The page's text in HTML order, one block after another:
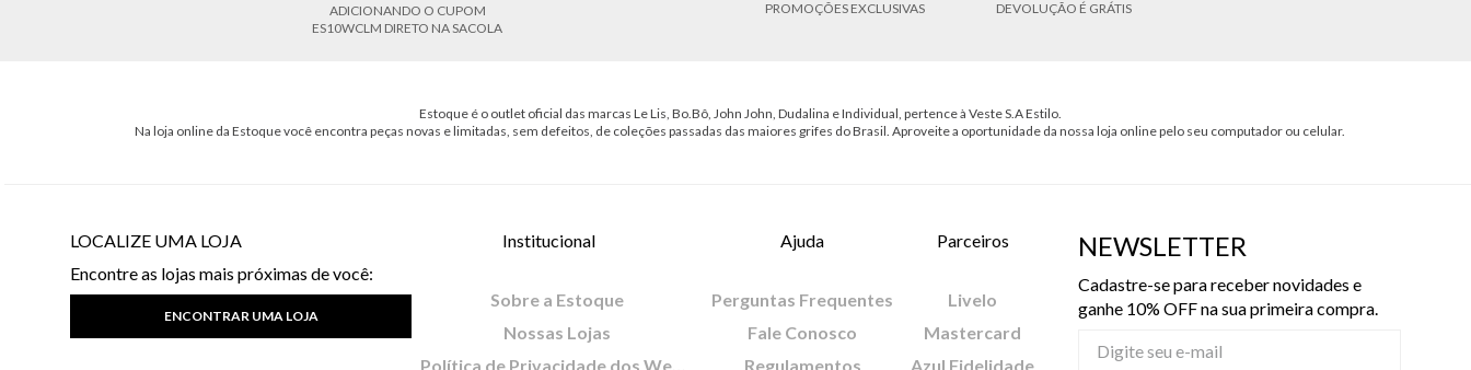
ADICIONANDO O CUPOM
ES10WCLM DIRETO NA SACOLA
PROMOÇÕES EXCLUSIVAS
DEVOLUÇÃO É GRÁTIS
Estoque é o outlet oficial das marcas Le Lis, Bo.Bô, John John, Dudalina e Individual, pertence à Veste S.A Estilo.
Na loja online da Estoque você encontra peças novas e limitadas, sem defeitos, de coleções passadas das maiores grifes do Brasil. Aproveite a oportunidade da nossa loja online pelo seu computador ou celular.
LOCALIZE UMA LOJA
Encontre as lojas mais próximas de você:
ENCONTRAR UMA LOJA
Institucional
Sobre a Estoque
Nossas Lojas
Ajuda
Perguntas Frequentes
Fale Conosco
Regulamentos
Parceiros
Livelo
Mastercard
Azul Fidelidade
NEWSLETTER
Cadastre-se para receber novidades e
ganhe 10% OFF na sua primeira compra.